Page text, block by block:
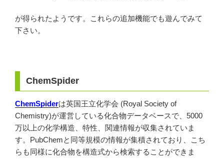
が得られたようです。これらの追加機能でも遊んでみて
下さい。
ChemSpider
ChemSpiderは英国王立化学会 (Royal Society of
Chemistry)が運営している化合物データベースで、5000
万以上の化学構造、特性、関連情報が収集されていま
す。PubChemと同等規模の情報が集積されており、こち
らも同様に化合物を構造式から検索することができま